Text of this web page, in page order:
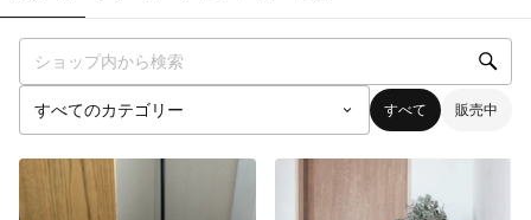
すべて 販売中